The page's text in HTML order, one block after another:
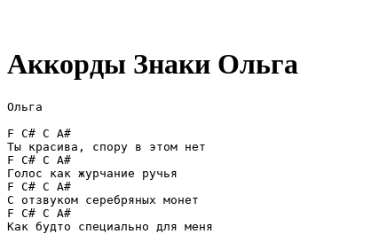
Аккорды Знаки Ольга
Ольга
F C# C A#
Ты красива, спору в этом нет
F C# C A#
Голос как журчание ручья
F C# C A#
С отзвуком серебряных монет
F C# C A#
Как будто специально для меня